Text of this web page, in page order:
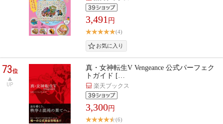
3,491 円
(4)
73位
UP
真・女神転生V Vengeance 公式パーフェク
トガイド […
楽天ブックス
3,300円
(6)